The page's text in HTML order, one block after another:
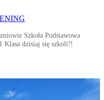
Szkoła Podstawowa
Klasa dzisiaj się szkoli!!